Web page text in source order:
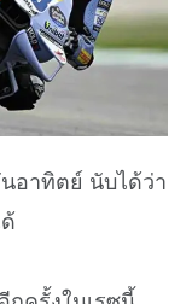
อาทิตย์ นับได้ว่า